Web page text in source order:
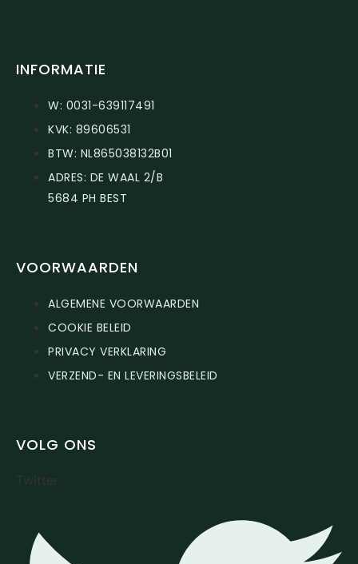
INFORMATIE
W: 0031-639117491
KVK: 89606531
BTW: NL865038132B01
ADRES: DE WAAL 2/B
5684 PH BEST
VOORWAARDEN
ALGEMENE VOORWAARDEN
COOKIE BELEID
PRIVACY VERKLARING
VERZEND- EN LEVERINGSBELEID
VOLG ONS
Twitter